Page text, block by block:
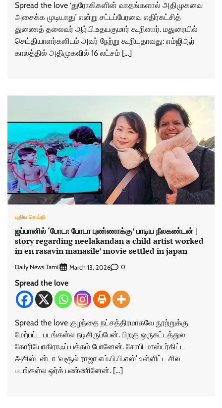
Spread the love ‘துரோகிகளின் வாதங்களால் அதிமுகவை
அசைக்க முடியாது’ என்று சட்டப்பேரவை எதிர்கட்சித்
துணைத் தலைவர் ஆர்.பி.உதயகுமார் கூறினார். மதுரையில்
செய்தியாளர்களிடம் அவர் நேற்று கூறியதாவது: எம்ஜிஆர்
காலத்தில் அதிமுகவில் 16 லட்சம் […]
புதிய செய்தி
ஜப்பானில் ‘போடா போடா புண்ணாக்கு’ பாடிய‌ நீலகண்டன் |
story regarding neelakandan a child artist worked
in en rasavin manasile’ movie settled in japan
Daily News Tamil March 13, 2026 0
Spread the love
Spread the love குழந்தை நட்சத்திரமாகவே நூற்றுக்கு
மேற்பட்ட படங்கள்ல நடிசிருப்பேன். பிறகு ஒருகட்டத்துல
கோரியோகிராஃப் பக்கம் போனேன். சோபி மாஸ்டர்கிட்ட
அசிஸ்டன்டா ‘வசூல் ராஜா எம்.பி.பி.எஸ்’ உள்ளிட்ட சில
படங்கள்ல ஒர்க் பண்ணினேன். […]